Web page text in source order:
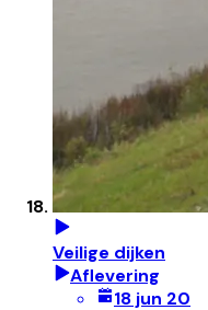
Veilige dijken
Aflevering
18 jun 20